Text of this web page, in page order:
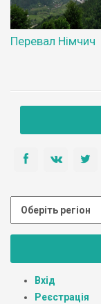
Перевал Німчич
Вхід
Реєстрація